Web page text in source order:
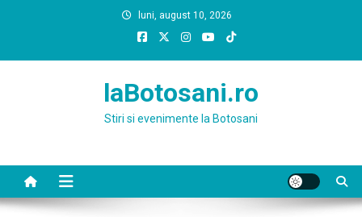
luni, august 10, 2026
laBotosani.ro
Stiri si evenimente la Botosani